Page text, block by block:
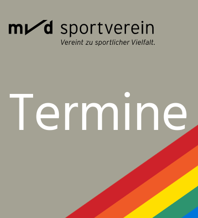
Termine